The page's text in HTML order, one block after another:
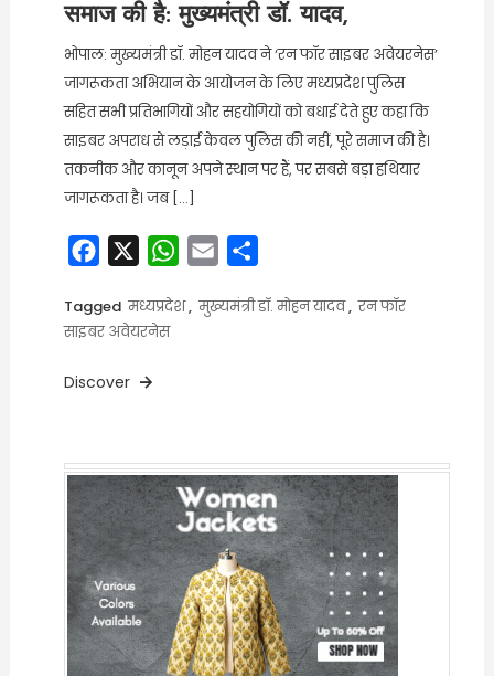
समाज की है: मुख्यमंत्री डॉ. यादव,
भोपाल: मुख्यमंत्री डॉ. मोहन यादव ने ‘रन फॉर साइबर अवेयरनेस’
जागरूकता अभियान के आयोजन के लिए मध्यप्रदेश पुलिस
सहित सभी प्रतिभागियों और सहयोगियों को बधाई देते हुए कहा कि
साइबर अपराध से लड़ाई केवल पुलिस की नहीं, पूरे समाज की है।
तकनीक और कानून अपने स्थान पर हैं, पर सबसे बड़ा हथियार
जागरूकता है। जब […]
Facebook WhatsApp
Email
Tagged मध्यप्रदेश, मुख्यमंत्री डॉ. मोहन यादव, रन फॉर
साइबर अवेयरनेस
Discover